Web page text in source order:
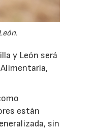
y León será
están
sin